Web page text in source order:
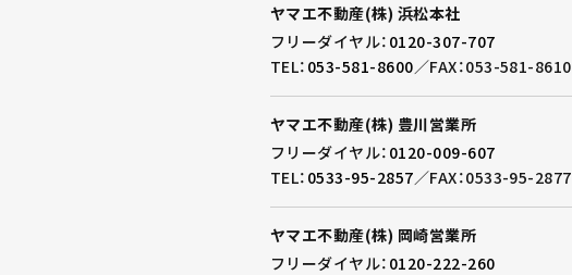
ヤマエ不動産(株) 浜松本社
フリーダイヤル： 0120-307-707
TEL： 053-581-8600／FAX：053-581-8610
ヤマエ不動産(株) 豊川営業所
フリーダイヤル： 0120-009-607
TEL： 0533-95-2857／FAX：0533-95-2877
ヤマエ不動産(株) 岡崎営業所
フリーダイヤル： 0120-222-260